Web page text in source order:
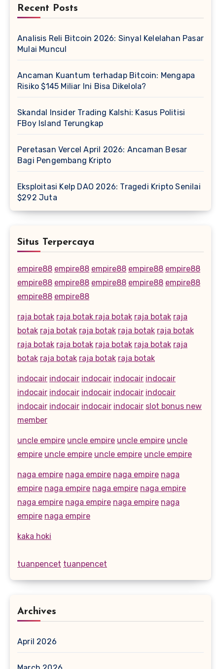
Recent Posts
Analisis Reli Bitcoin 2026: Sinyal Kelelahan Pasar
Mulai Muncul
Ancaman Kuantum terhadap Bitcoin: Mengapa
Risiko $145 Miliar Ini Bisa Dikelola?
Skandal Insider Trading Kalshi: Kasus Politisi
FBoy Island Terungkap
Peretasan Vercel April 2026: Ancaman Besar
Bagi Pengembang Kripto
Eksploitasi Kelp DAO 2026: Tragedi Kripto Senilai
$292 Juta
Situs Terpercaya
empire88 empire88 empire88 empire88 empire88
empire88 empire88 empire88 empire88 empire88
empire88 empire88
raja botak raja botak raja botak raja botak raja
botak raja botak raja botak raja botak raja botak
raja botak raja botak raja botak raja botak raja
botak raja botak raja botak raja botak
indocair indocair indocair indocair indocair
indocair indocair indocair indocair indocair
indocair indocair indocair indocair slot bonus new
member
uncle empire uncle empire uncle empire uncle
empire uncle empire uncle empire uncle empire
naga empire naga empire naga empire naga
empire naga empire naga empire naga empire
naga empire naga empire naga empire naga
empire naga empire
kaka hoki
tuanpencet tuanpencet
Archives
April 2026